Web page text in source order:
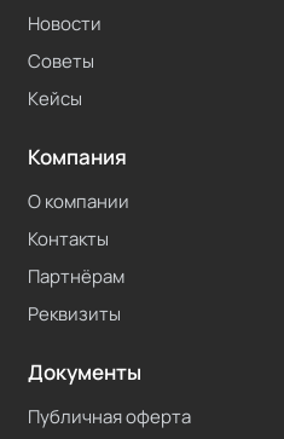
Новости
Советы
Кейсы
Компания
О компании
Контакты
Партнёрам
Реквизиты
Документы
Публичная оферта